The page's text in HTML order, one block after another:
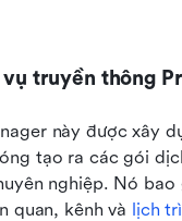
vụ truyền thông
này được xây
tạo ra các gói
nghiệp. Nó
quan, kênh và lịch